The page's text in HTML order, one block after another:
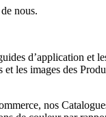
nous.
d’application et
les images des
nos